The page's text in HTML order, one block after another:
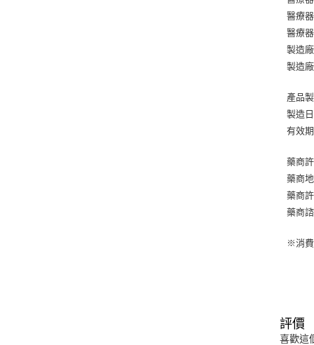
醫療
醫療
製造
製造
產品
製造
有效
藥商
藥商
藥商
藥商
※消
評價
喜歡這